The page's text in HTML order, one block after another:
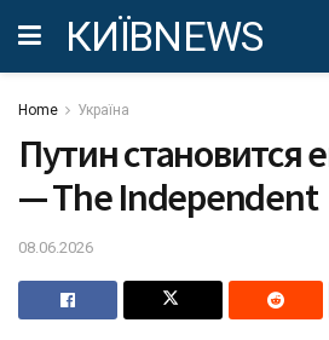
КИЇВNEWS
Home Україна
Путин становится
— The Independent
08.06.2026